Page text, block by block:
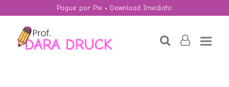
Pague por Pix • Download Imediato
searchuser-